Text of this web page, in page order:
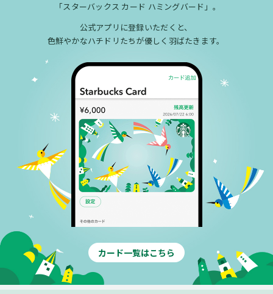
「スターバックス カード ハミングバード」。
公式アプリに登録いただくと、
色鮮やかなハチドリたちが優しく羽ばたきます。
カード一覧はこちら